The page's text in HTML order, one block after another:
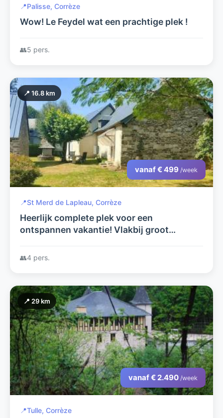
📍Palisse, Corrèze
Wow! Le Feydel wat een prachtige plek !
👥5 pers.
📍 16.8 km
vanaf € 499 /week
📍St Merd de Lapleau, Corrèze
Heerlijk complete plek voor een
ontspannen vakantie! Vlakbij groot
👥4 pers.
📍 29 km
vanaf € 2.490 /week
📍Tulle, Corrèze